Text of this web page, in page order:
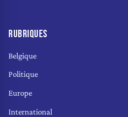
RUBRIQUES
Belgique
Politique
Europe
International